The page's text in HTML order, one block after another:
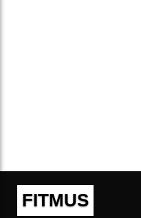
FITMUS